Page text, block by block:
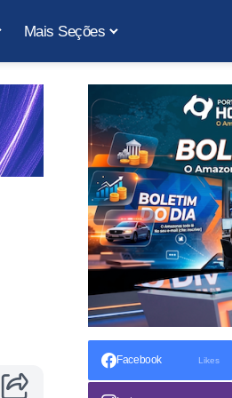
Mais Seções
Facebook Likes